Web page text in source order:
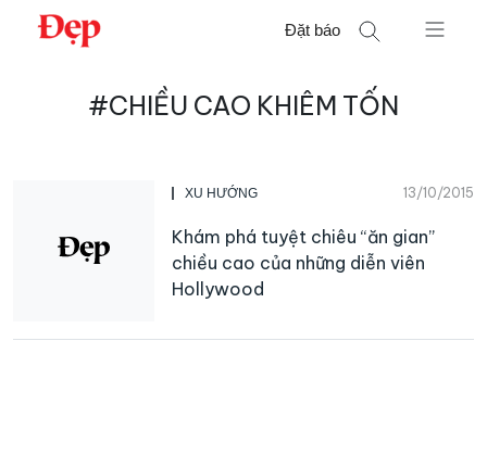
Chuyển
Đặt báo
#CHIỀU CAO KHIÊM TỐN
XU HƯỚNG 13/10/2015
Khám phá tuyệt chiêu “ăn gian”
chiều cao của những diễn viên
Hollywood